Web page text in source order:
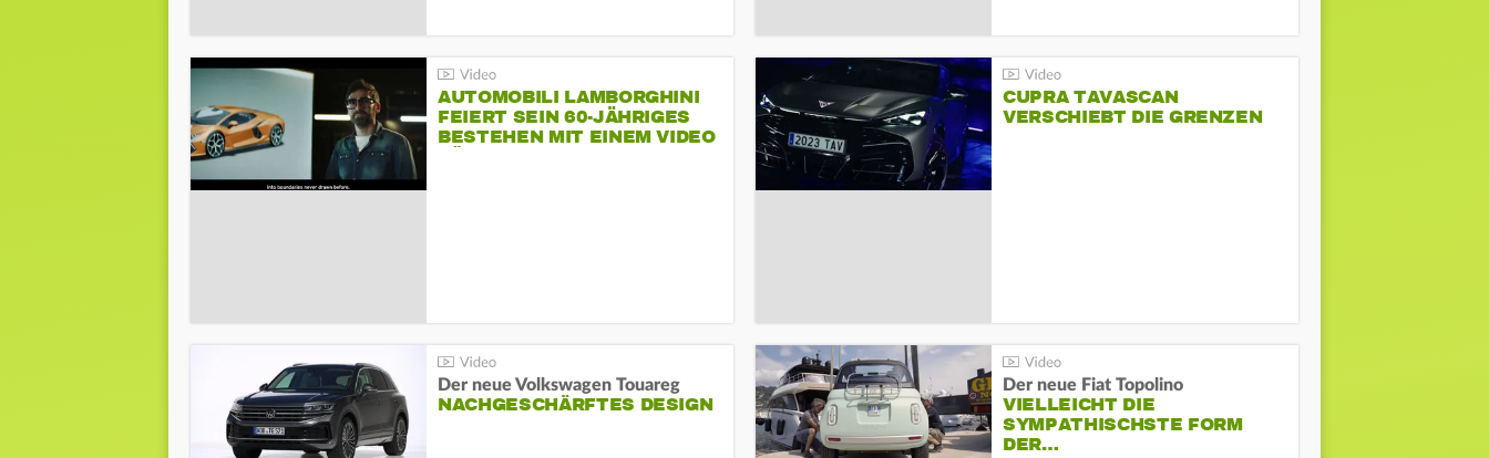
AUTOMOBILI LAMBORGHINI
FEIERT SEIN 60-JÄHRIGES
BESTEHEN MIT EINEM VIDEO
CUPRA TAVASCAN
VERSCHIEBT DIE GRENZEN
Der neue Volkswagen Touareg
NACHGESCHÄRFTES DESIGN
Der neue Fiat Topolino
VIELLEICHT DIE
SYMPATHISCHSTE FORM
DER…